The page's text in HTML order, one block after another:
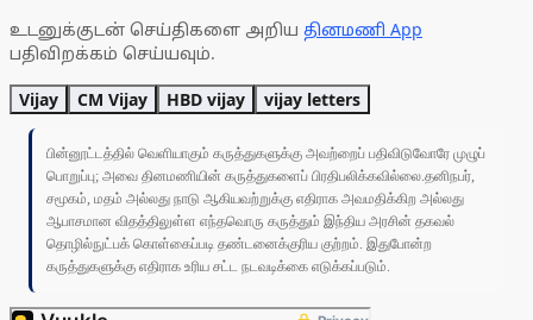
உடனுக்குடன் செய்திகளை அறிய தினமணி App
பதிவிறக்கம் செய்யவும்.
Vijay CM Vijay HBD vijay vijay letters
பின்னூட்டத்தில் வெளியாகும் கருத்துகளுக்கு அவற்றைப் பதிவிடுவோரே முழுப்
பொறுப்பு; அவை தினமணியின் கருத்துகளைப் பிரதிபலிக்கவில்லை.தனிநபர்,
சமூகம், மதம் அல்லது நாடு ஆகியவற்றுக்கு எதிராக அவமதிக்கிற அல்லது
ஆபாசமான விதத்திலுள்ள எந்தவொரு கருத்தும் இந்திய அரசின் தகவல்
தொழில்நுட்பக் கொள்கைப்படி தண்டனைக்குரிய குற்றம். இதுபோன்ற
கருத்துகளுக்கு எதிராக உரிய சட்ட நடவடிக்கை எடுக்கப்படும்.